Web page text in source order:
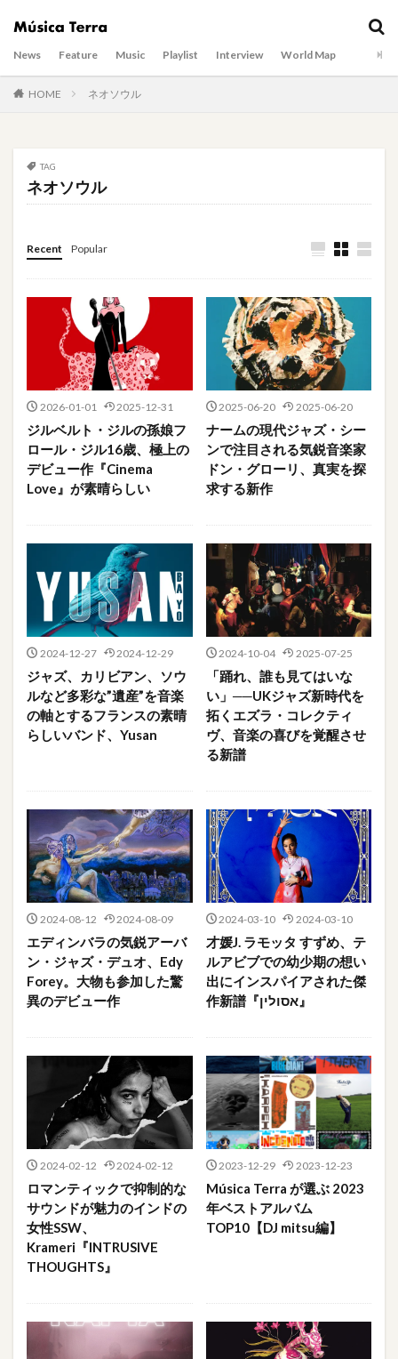
News Feature Music Playlist Interview World Map
HOME ネオソウル
TAG
ネオソウル
Recent Popular
2026-01-01 2025-12-31
ジルベルト・ジルの孫娘フ
ロール・ジル16歳、極上の
デビュー作『Cinema
Love』が素晴らしい
2025-06-20 2025-06-20
ナームの現代ジャズ・シー
ンで注目される気鋭音楽家
ドン・グローリ、真実を探
求する新作
2024-12-27 2024-12-29
ジャズ、カリビアン、ソウ
ルなど多彩な”遺産”を音楽
の軸とするフランスの素晴
らしいバンド、Yusan
2024-10-04 2025-07-25
「踊れ、誰も見てはいな
い」──UKジャズ新時代を
拓くエズラ・コレクティ
ヴ、音楽の喜びを覚醒させ
る新譜
2024-08-12 2024-08-09
エディンバラの気鋭アーバ
ン・ジャズ・デュオ、Edy
Forey。大物も参加した驚
異のデビュー作
2024-03-10 2024-03-10
才媛J. ラモッタ すずめ、テ
ルアビブでの幼少期の想い
出にインスパイアされた傑
作新譜『אסולין』
2024-02-12 2024-02-12
ロマンティックで抑制的な
サウンドが魅力のインドの
女性SSW、
Krameri『INTRUSIVE
THOUGHTS』
2023-12-29 2023-12-23
Música Terra が選ぶ 2023
年ベストアルバム
TOP10【DJ mitsu編】